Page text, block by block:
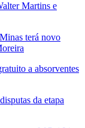
Martins e
terá novo
a absorventes
da etapa